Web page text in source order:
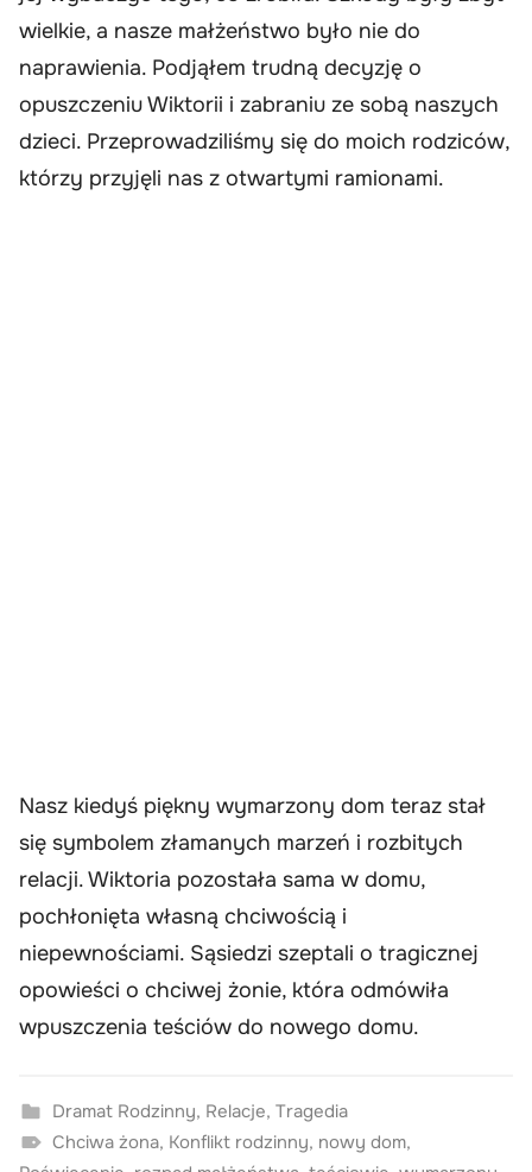
wielkie, a nasze małżeństwo było nie do
naprawienia. Podjąłem trudną decyzję o
opuszczeniu Wiktorii i zabraniu ze sobą naszych
dzieci. Przeprowadziliśmy się do moich rodziców,
którzy przyjęli nas z otwartymi ramionami.
Nasz kiedyś piękny wymarzony dom teraz stał
się symbolem złamanych marzeń i rozbitych
relacji. Wiktoria pozostała sama w domu,
pochłonięta własną chciwością i
niepewnościami. Sąsiedzi szeptali o tragicznej
opowieści o chciwej żonie, która odmówiła
wpuszczenia teściów do nowego domu.
Dramat Rodzinny, Relacje, Tragedia
Chciwa żona, Konflikt rodzinny, nowy dom,